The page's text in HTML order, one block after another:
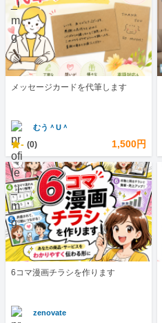
メッセージカードを代筆します
むう＾U＾
- (0) 1,500円
6コマ漫画チラシを作ります
zenovate